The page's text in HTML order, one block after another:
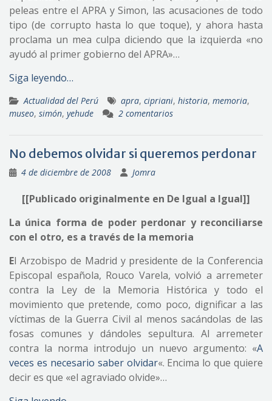
peleas entre el APRA y Simon, las acusaciones de todo
tipo (de corrupto hasta lo que toque), y ahora hasta
proclama un mea culpa diciendo que la izquierda «no
ayudó al primer gobierno del APRA»…
Siga leyendo…
Actualidad del Perú apra, cipriani, historia, memoria,
museo, simón, yehude 2 comentarios
No debemos olvidar si queremos perdonar
4 de diciembre de 2008 Jomra
[[Publicado originalmente en De Igual a Igual]]
La única forma de poder perdonar y reconciliarse
con el otro, es a través de la memoria
El Arzobispo de Madrid y presidente de la Conferencia
Episcopal española, Rouco Varela, volvió a arremeter
contra la Ley de la Memoria Histórica y todo el
movimiento que pretende, como poco, dignificar a las
víctimas de la Guerra Civil al menos sacándolas de las
fosas comunes y dándoles sepultura. Al arremeter
contra la norma introdujo un nuevo argumento: «A
veces es necesario saber olvidar«. Encima lo que quiere
decir es que «el agraviado olvide»…